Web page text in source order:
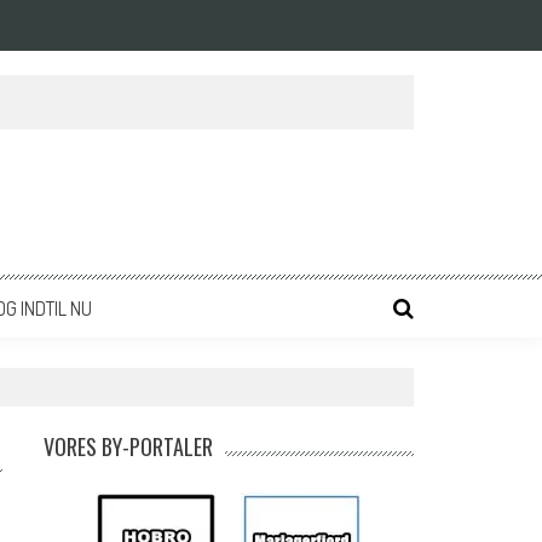
INDTIL NU
VORES BY-PORTALER